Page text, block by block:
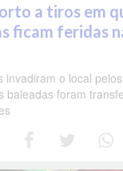
a tiros em
ficam feridas
invadiram o local
baleadas foram